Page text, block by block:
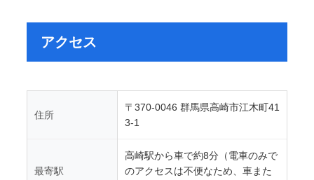
アクセス
住所
〒370-0046 群馬県高崎市江木町41
3-1
最寄駅
高崎駅から車で約8分（電車のみで
のアクセスは不便なため、車また